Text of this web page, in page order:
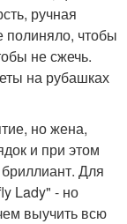
ручная
полиняло, чтобы
не сжечь.
на рубашках
но жена,
и при этом
Для
Lady" - но
выучить всю